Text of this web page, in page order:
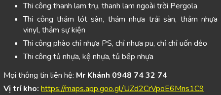
Thi công thanh lam trụ, thanh lam ngoài trời Pergola
Thi công thảm lót sàn, thảm nhựa trải sàn, thảm nhựa
vinyl, thảm sự kiện
Thi công phào chỉ nhựa PS, chỉ nhựa pu, chỉ chỉ uốn dẻo
Thi công tủ nhựa, kệ nhựa, tủ bếp nhựa
Mọi thông tin liên hệ: Mr Khánh 0948 74 32 74
Vị trí kho: https://maps.app.goo.gl/UZd2CrVpoE6Mns1C9